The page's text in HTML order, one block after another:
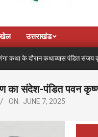
खेल उत्तराखंड
कथाव्यास पंडित संजय कृष्ण ने
का संदेश-पंडित पवन
ON: JUNE 7, 2025